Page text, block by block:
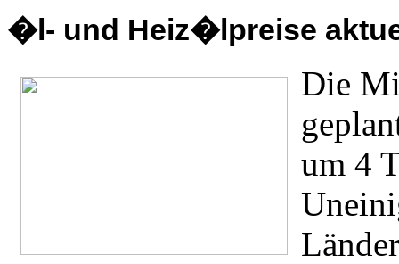
�l- und Heiz�lpreise
Die
um 4